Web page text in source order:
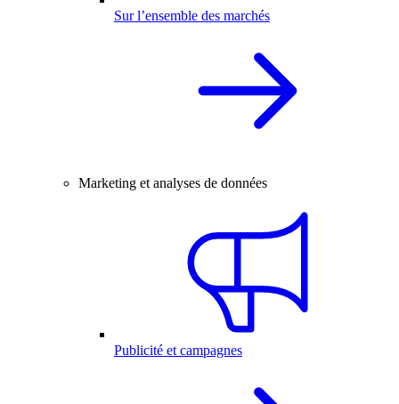
Sur l’ensemble des marchés
Marketing et analyses de données
Publicité et campagnes